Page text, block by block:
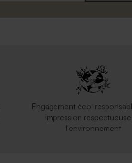
Enveloppe blanche autocollante
Engagement éco-
impression
l'environnement